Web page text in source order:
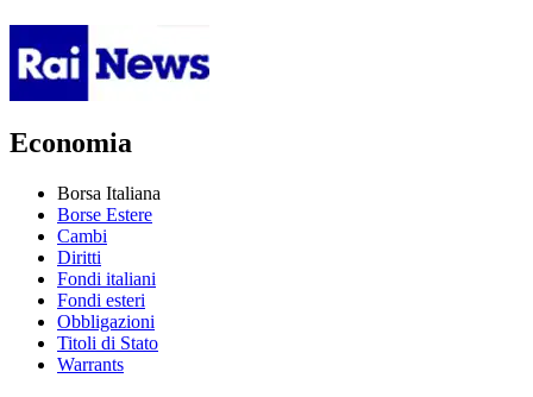
Economia
Borsa Italiana
Borse Estere
Cambi
Diritti
Fondi italiani
Fondi esteri
Obbligazioni
Titoli di Stato
Warrants